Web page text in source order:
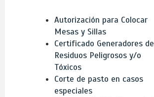
Autorización para Colocar
Mesas y Sillas
Certificado Generadores de
Residuos Peligrosos y/o
Tóxicos
Corte de pasto en casos
especiales